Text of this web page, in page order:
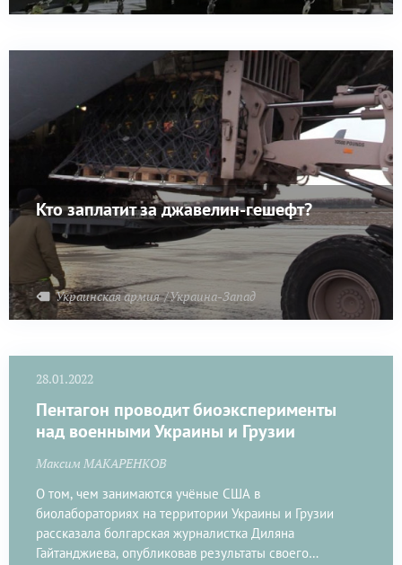
Кто заплатит за джавелин-гешефт?
Украинская армия Украина-Запад
28.01.2022
Пентагон проводит биоэксперименты
над военными Украины и Грузии
Максим МАКАРЕНКОВ
О том, чем занимаются учёные США в
биолабораториях на территории Украины и Грузии
рассказала болгарская журналистка Диляна
Гайтанджиева, опубликовав результаты своего